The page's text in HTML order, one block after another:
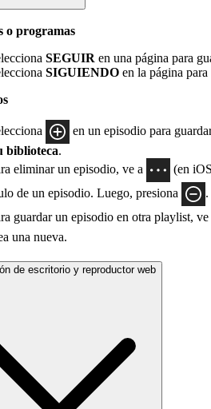
o programas
SEGUIR en una página para
SIGUIENDO en la página
en un episodio para
biblioteca.
eliminar un episodio, ve a
(en
de un episodio. Luego, presiona
.
guardar un episodio en otra playlist, ve
una nueva.
de escritorio y reproductor web